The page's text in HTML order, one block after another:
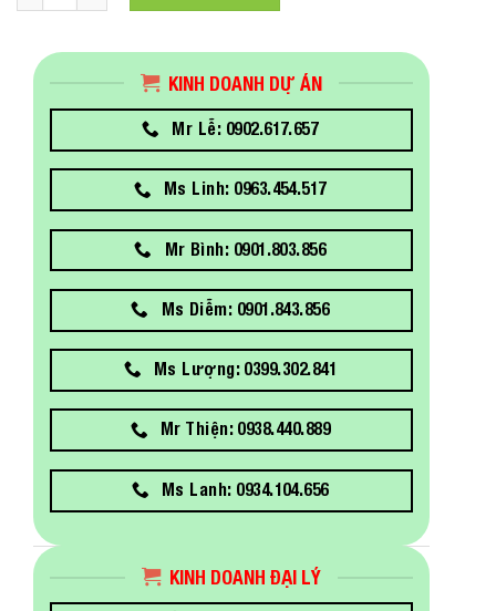
KINH DOANH DỰ ÁN
Mr Lễ: 0902.617.657
Ms Linh: 0963.454.517
Mr Bình: 0901.803.856
Ms Diễm: 0901.843.856
Ms Lượng: 0399.302.841
Mr Thiện: 0938.440.889
Ms Lanh: 0934.104.656
KINH DOANH ĐẠI LÝ